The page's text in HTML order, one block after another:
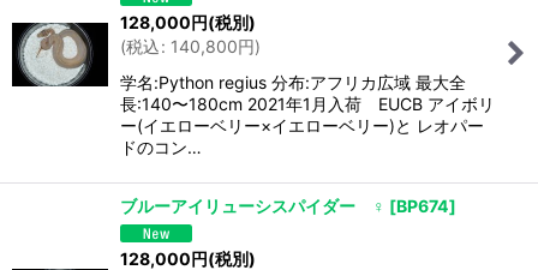
128,000円(税別)
(税込: 140,800円)
学名:Python regius 分布:アフリカ広域 最大全
長:140〜180cm 2021年1月入荷 EUCB アイボリ
ー(イエローベリー×イエローベリー)と レオパー
ドのコン…
ブルーアイリューシスパイダー ♀ [BP674]
128,000円(税別)